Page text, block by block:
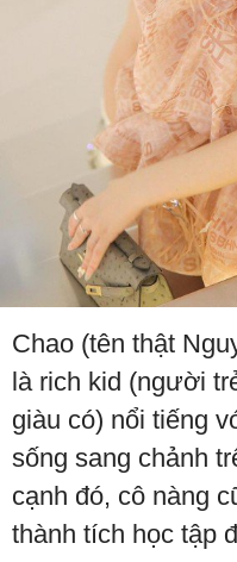
Chao (tên thật
là rich kid (người
giàu có) nổi tiếng
sống sang chảnh
cạnh đó, cô nàng
thành tích học tập